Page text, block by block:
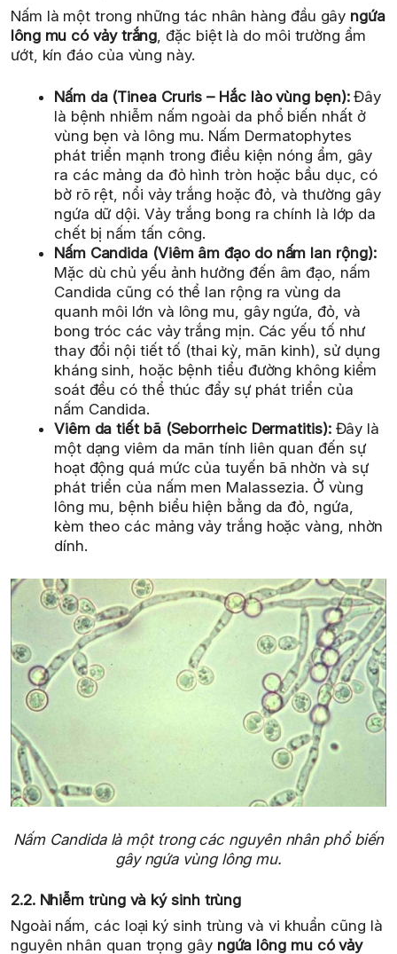
Nấm là một trong những tác nhân hàng đầu gây ngứa
lông mu có vảy trắng , đặc biệt là do môi trường ẩm
ướt, kín đáo của vùng này.
Nấm da (Tinea Cruris – Hắc lào vùng bẹn):Đây
là bệnh nhiễm nấm ngoài da phổ biến nhất ở
vùng bẹn và lông mu. Nấm Dermatophytes
phát triển mạnh trong điều kiện nóng ẩm, gây
ra các mảng da đỏ hình tròn hoặc bầu dục, có
bờ rõ rệt, nổi vảy trắng hoặc đỏ, và thường gây
ngứa dữ dội. Vảy trắng bong ra chính là lớp da
chết bị nấm tấn công.
Nấm Candida (Viêm âm đạo do nấm lan rộng):
Mặc dù chủ yếu ảnh hưởng đến âm đạo, nấm
Candida cũng có thể lan rộng ra vùng da
quanh môi lớn và lông mu, gây ngứa, đỏ, và
bong tróc các vảy trắng mịn. Các yếu tố như
thay đổi nội tiết tố (thai kỳ, mãn kinh), sử dụng
kháng sinh, hoặc bệnh tiểu đường không kiểm
soát đều có thể thúc đẩy sự phát triển của
nấm Candida.
Viêm da tiết bã (Seborrheic Dermatitis):Đây là
một dạng viêm da mãn tính liên quan đến sự
hoạt động quá mức của tuyến bã nhờn và sự
phát triển của nấm men Malassezia. Ở vùng
lông mu, bệnh biểu hiện bằng da đỏ, ngứa,
kèm theo các mảng vảy trắng hoặc vàng, nhờn
dính.
Nấm Candida là một trong các nguyên nhân phổ biến
gây ngứa vùng lông mu.
2.2. Nhiễm trùng và ký sinh trùng
Ngoài nấm, các loại ký sinh trùng và vi khuẩn cũng là
nguyên nhân quan trọng gây ngứa lông mu có vảy